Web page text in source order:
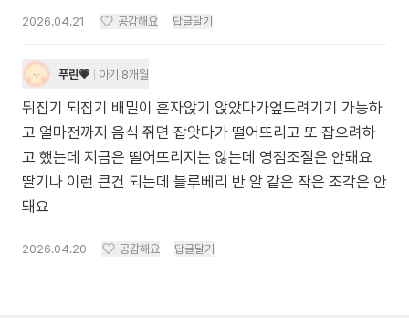
2026.04.21 공감해요 답글달기
푸린💗 아기 8개월
뒤집기 되집기 배밀이 혼자앉기 앉았다가엎드려기기 가능하
고 얼마전까지 음식 쥐면 잡앗다가 떨어뜨리고 또 잡으려하
고 했는데 지금은 떨어뜨리지는 않는데 영점조절은 안돼요
딸기나 이런 큰건 되는데 블루베리 반 알 같은 작은 조각은 안
돼요
2026.04.20 공감해요 답글달기